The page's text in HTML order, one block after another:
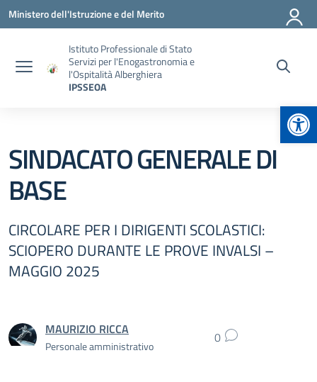
Vai ai contenuti
Vai al menu di navigazione
Vai al footer
Ministero dell'Istruzione e del Merito
Istituto Professionale di Stato
Servizi per l'Enogastronomia e
l'Ospitalità Alberghiera
IPSSEOA
SINDACATO GENERALE DI
BASE
CIRCOLARE PER I DIRIGENTI SCOLASTICI:
SCIOPERO DURANTE LE PROVE INVALSI –
MAGGIO 2025
MAURIZIO RICCA
Personale amministrativo 0